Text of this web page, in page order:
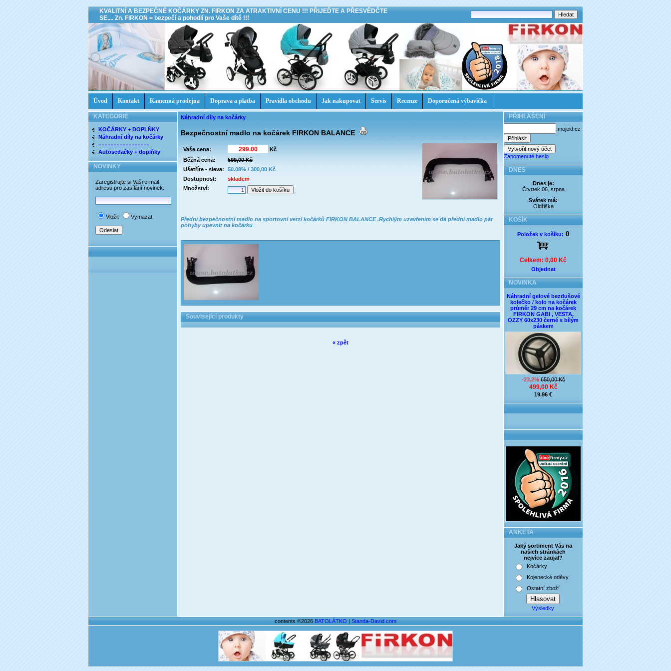
KVALITNÍ A BEZPEČNÉ KOČÁRKY ZN. FIRKON ZA ATRAKTIVNÍ CENU !!! PŘIJEĎTE A PŘESVĚDČTE
SE.... Zn. FIRKON = bezpečí a pohodlí pro Vaše dítě !!!
Úvod Kontakt Kamenná prodejna Doprava a platba Pravidla obchodu Jak nakupovat Servis Recenze Doporučená výbavička
KATEGORIE
KOČÁRKY + DOPLŇKY
Náhradní díly na kočárky
=================
Autosedačky + doplňky
NOVINKY
Zaregistrujte si Vaši e-mail
adresu pro zasílání novinek.
Vložit Vymazat
Náhradní díly na kočárky
Bezpečnostní madlo na kočárek FIRKON BALANCE
Vaše cena:
Kč
Běžná cena:
599,00 Kč
Ušetříte - sleva:
50.08% / 300,00 Kč
Dostupnost:
skladem
Množství:
Přední bezpečnostní madlo na sportovní verzi kočárků FIRKON BALANCE .Rychlým uzavřením se dá přední madlo pár
pohyby upevnit na kočárku
Související produkty
« zpět
PŘIHLÁŠENÍ
.mojeid.cz
Zapomenuté heslo
DNES
Dnes je:
Čtvrtek 06. srpna
Svátek má:
Oldřiška
KOŠÍK
Položek v košíku: 0
Celkem: 0,00 Kč
Objednat
NOVINKA
Náhradní gelové bezdušové
kolečko / kolo na kočárek
průměr 29 cm na kočárek
FIRKON GABI , VESTA,
OZZY 60x230 černé s bílým
páskem
-23.2%650,00 Kč
499,00 Kč
19,96 €
ANKETA
Jaký sortiment Vás na
našich stránkách
nejvíce zaujal?
Kočárky
Kojenecké oděvy
Ostatní zboží
Výsledky
contents ©2026BATOLÁTKO|Standa-David.com